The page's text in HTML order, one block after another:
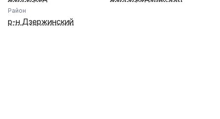
Финансовые показатели, подтверждающие
прибыльность, предоставляются по запросу.
Район
р-н Дзержинский